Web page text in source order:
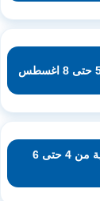
عروض مكة هايبر ماركت الاسبوعية من 4 حتى 6